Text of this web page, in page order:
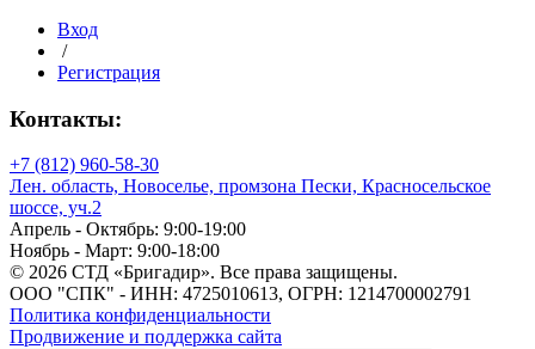
Диаметр внутренний
Длина
Единица измерения
Вход
/
Регистрация
Контакты:
+7 (812) 960-58-30
Лен. область, Новоселье, промзона Пески, Красносельское
шоссе, уч.2
Апрель - Октябрь: 9:00-19:00
Ноябрь - Март: 9:00-18:00
© 2026 СТД «Бригадир». Все права защищены.
ООО "СПК" - ИНН: 4725010613, ОГРН: 1214700002791
Политика конфиденциальности
Продвижение и поддержка сайта